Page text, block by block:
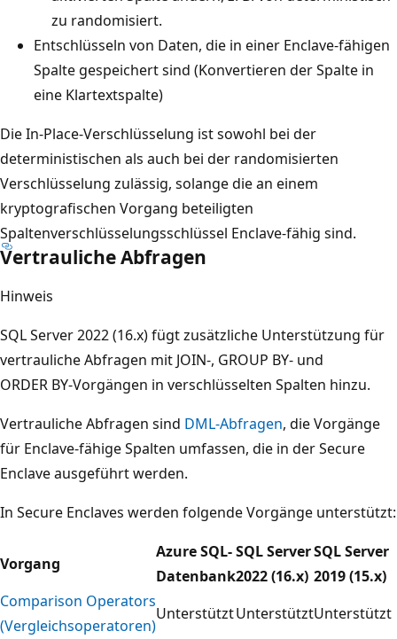
zu randomisiert.
Entschlüsseln von Daten, die in einer Enclave-fähigen
Spalte gespeichert sind (Konvertieren der Spalte in
eine Klartextspalte)
Die In-Place-Verschlüsselung ist sowohl bei der
deterministischen als auch bei der randomisierten
Verschlüsselung zulässig, solange die an einem
kryptografischen Vorgang beteiligten
Spaltenverschlüsselungsschlüssel Enclave-fähig sind.
Vertrauliche Abfragen
Hinweis
SQL Server 2022 (16.x) fügt zusätzliche Unterstützung für
vertrauliche Abfragen mit JOIN-, GROUP BY- und
ORDER BY-Vorgängen in verschlüsselten Spalten hinzu.
Vertrauliche Abfragen sind DML-Abfragen, die Vorgänge
für Enclave-fähige Spalten umfassen, die in der Secure
Enclave ausgeführt werden.
In Secure Enclaves werden folgende Vorgänge unterstützt:
Vorgang
Azure SQL-
Datenbank
SQL Server
2022 (16.x)
SQL Server
2019 (15.x)
Comparison Operators
(Vergleichsoperatoren)
UnterstütztUnterstütztUnterstützt